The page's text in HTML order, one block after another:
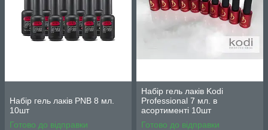
Набір гель лаків PNB 8 мл.
10шт
Готово до відправки
Набір гель лаків Kodi
Professional 7 мл. в
асортименті 10шт
Готово до відправки